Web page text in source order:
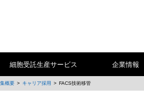
細胞受託生産サービス 企業情報
概要 キャリア採用 FACS技術移管